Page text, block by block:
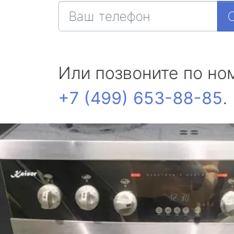
Или позвоните по
+7 (499) 653-88-85.